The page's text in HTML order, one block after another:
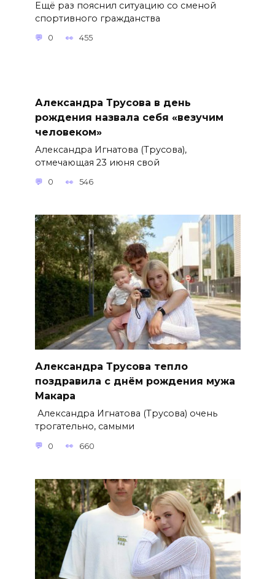
Ещё раз пояснил ситуацию со сменой
спортивного гражданства
0 455
Александра Трусова в день
рождения назвала себя «везучим
человеком»
Александра Игнатова (Трусова),
отмечающая 23 июня свой
0 546
Александра Трусова тепло
поздравила с днём рождения мужа
Макара
Александра Игнатова (Трусова) очень
трогательно, самыми
0 660